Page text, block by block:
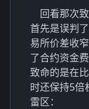
回看那次
首先是误判
易所价差收
了合约资金
致命的是在
时还保持5倍
雷区：